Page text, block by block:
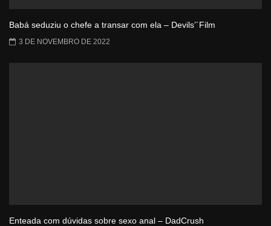
Babá seduziu o chefe a transar com ela – Devils’´Film
3 DE NOVEMBRO DE 2022
Enteada com dúvidas sobre sexo anal – DadCrush